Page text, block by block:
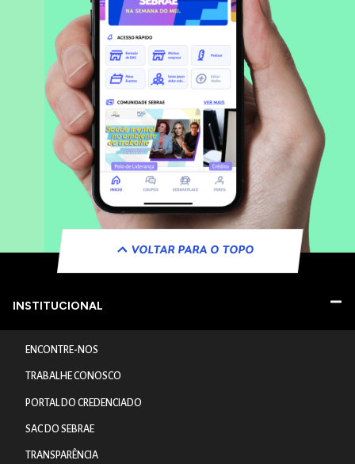
VOLTAR PARA O TOPO
INSTITUCIONAL
ENCONTRE-NOS
TRABALHE CONOSCO
PORTAL DO CREDENCIADO
SAC DO SEBRAE
TRANSPARÊNCIA